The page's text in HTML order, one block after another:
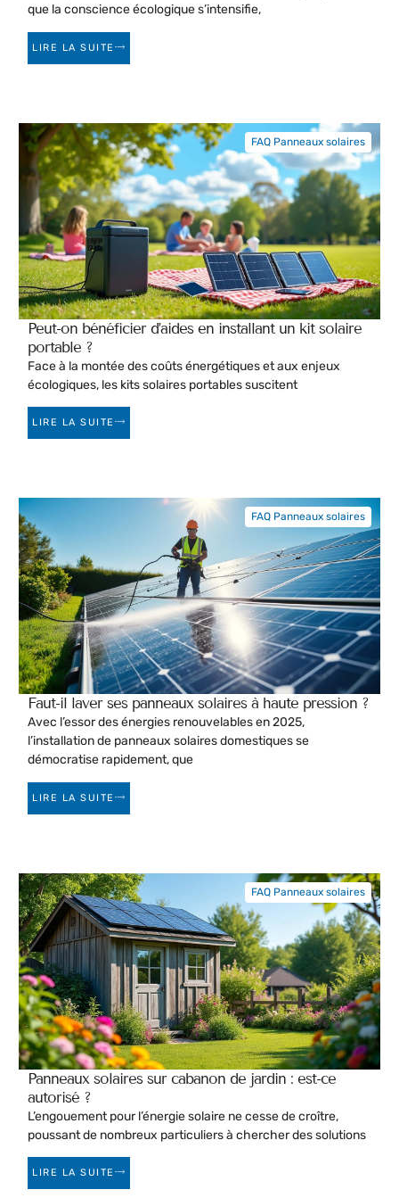
que la conscience écologique s’intensifie,
LIRE LA SUITE
Peut-on bénéficier d’aides en installant un kit solaire
portable ?
Face à la montée des coûts énergétiques et aux enjeux
écologiques, les kits solaires portables suscitent
LIRE LA SUITE
FAQ Panneaux solaires
Faut-il laver ses panneaux solaires à haute pression ?
Avec l’essor des énergies renouvelables en 2025,
l’installation de panneaux solaires domestiques se
démocratise rapidement, que
LIRE LA SUITE
FAQ Panneaux solaires
Panneaux solaires sur cabanon de jardin : est-ce
autorisé ?
L’engouement pour l’énergie solaire ne cesse de croître,
poussant de nombreux particuliers à chercher des solutions
LIRE LA SUITE
FAQ Panneaux solaires